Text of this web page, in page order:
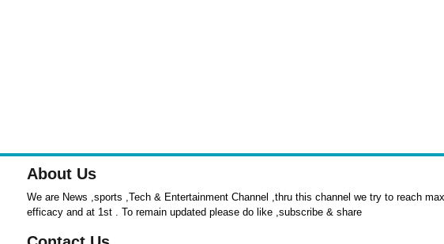
About Us
We are News ,sports ,Tech & Entertainment Channel ,thru this channel we try to reach max
efficacy and at 1st . To remain updated please do like ,subscribe & share